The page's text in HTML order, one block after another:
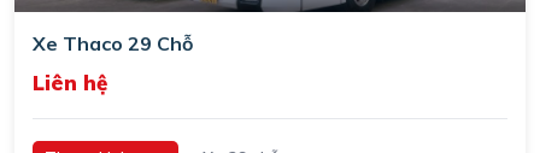
Xe Thaco 29 Chỗ
Liên hệ